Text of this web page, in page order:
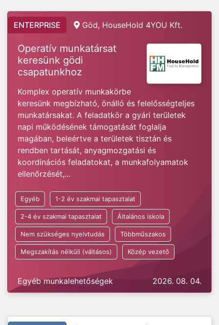
ENTERPRISE Göd, HouseHold 4YOU Kft.
Operatív munkatársat
keresünk gödi
csapatunkhoz
Komplex operatív munkakörbe
keresünk megbízható, önálló és felelősségteljes
munkatársakat. A feladatkör a gyári területek
napi működésének támogatását foglalja
magában, beleértve a területek tisztán és
rendben tartását, anyagmozgatási és
koordinációs feladatokat, a munkafolyamatok
ellenőrzését,...
Egyéb 1-2 év szakmai tapasztalat
2-4 év szakmai tapasztalat Általános iskola
Nem szükséges nyelvtudás Többműszakos
Megszakítás nélküli (váltásos) Közép vezető
Egyéb munkalehetőségek 2026. 08. 04.